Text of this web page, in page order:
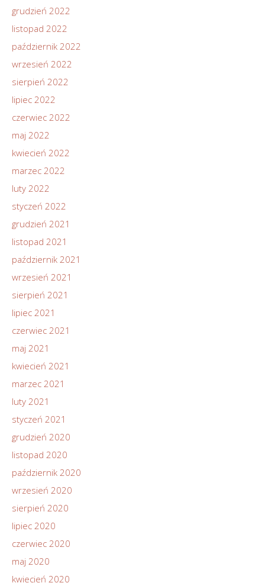
grudzień 2022
listopad 2022
październik 2022
wrzesień 2022
sierpień 2022
lipiec 2022
czerwiec 2022
maj 2022
kwiecień 2022
marzec 2022
luty 2022
styczeń 2022
grudzień 2021
listopad 2021
październik 2021
wrzesień 2021
sierpień 2021
lipiec 2021
czerwiec 2021
maj 2021
kwiecień 2021
marzec 2021
luty 2021
styczeń 2021
grudzień 2020
listopad 2020
październik 2020
wrzesień 2020
sierpień 2020
lipiec 2020
czerwiec 2020
maj 2020
kwiecień 2020